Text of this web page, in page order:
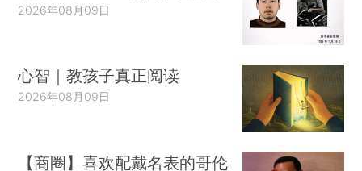
2026年08月09日
心智｜教孩子真正阅读
2026年08月09日
【商圈】喜欢配戴名表的哥伦